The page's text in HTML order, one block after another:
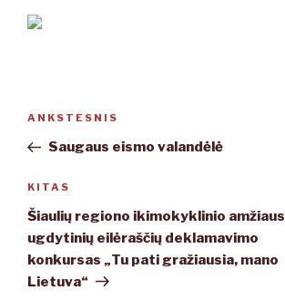
Navigacija
įrašų
Ankstesnis
įrašas
ANKSTESNIS
Saugaus eismo valandėlė
Kitas
įrašas
KITAS
Šiaulių regiono ikimokyklinio amžiaus
ugdytinių eilėraščių deklamavimo
konkursas „Tu pati gražiausia, mano
Lietuva“